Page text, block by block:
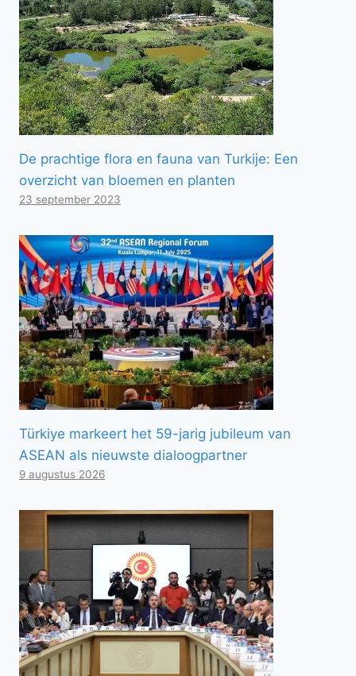
De prachtige flora en fauna van Turkije: Een
overzicht van bloemen en planten
23 september 2023
Türkiye markeert het 59-jarig jubileum van
ASEAN als nieuwste dialoogpartner
9 augustus 2026